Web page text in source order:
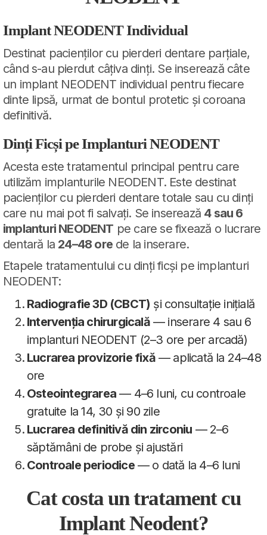
Implant NEODENT Individual
Destinat pacienților cu pierderi dentare parțiale,
când s-au pierdut câțiva dinți. Se inserează câte
un implant NEODENT individual pentru fiecare
dinte lipsă, urmat de bontul protetic și coroana
definitivă.
Dinți Ficși pe Implanturi NEODENT
Acesta este tratamentul principal pentru care
utilizăm implanturile NEODENT. Este destinat
pacienților cu pierderi dentare totale sau cu dinți
care nu mai pot fi salvați. Se inserează 4 sau 6
implanturi NEODENT pe care se fixează o lucrare
dentară la 24–48 ore de la inserare.
Etapele tratamentului cu dinți ficși pe implanturi
NEODENT:
Radiografie 3D (CBCT) și consultație inițială
Intervenția chirurgicală— inserare 4 sau 6
implanturi NEODENT (2–3 ore per arcadă)
Lucrarea provizorie fixă— aplicată la 24–48
ore
Osteointegrarea — 4–6 luni, cu controale
gratuite la 14, 30 și 90 zile
Lucrarea definitivă din zirconiu — 2–6
săptămâni de probe și ajustări
Controale periodice— o dată la 4–6 luni
Cat costa un tratament cu
Implant Neodent?